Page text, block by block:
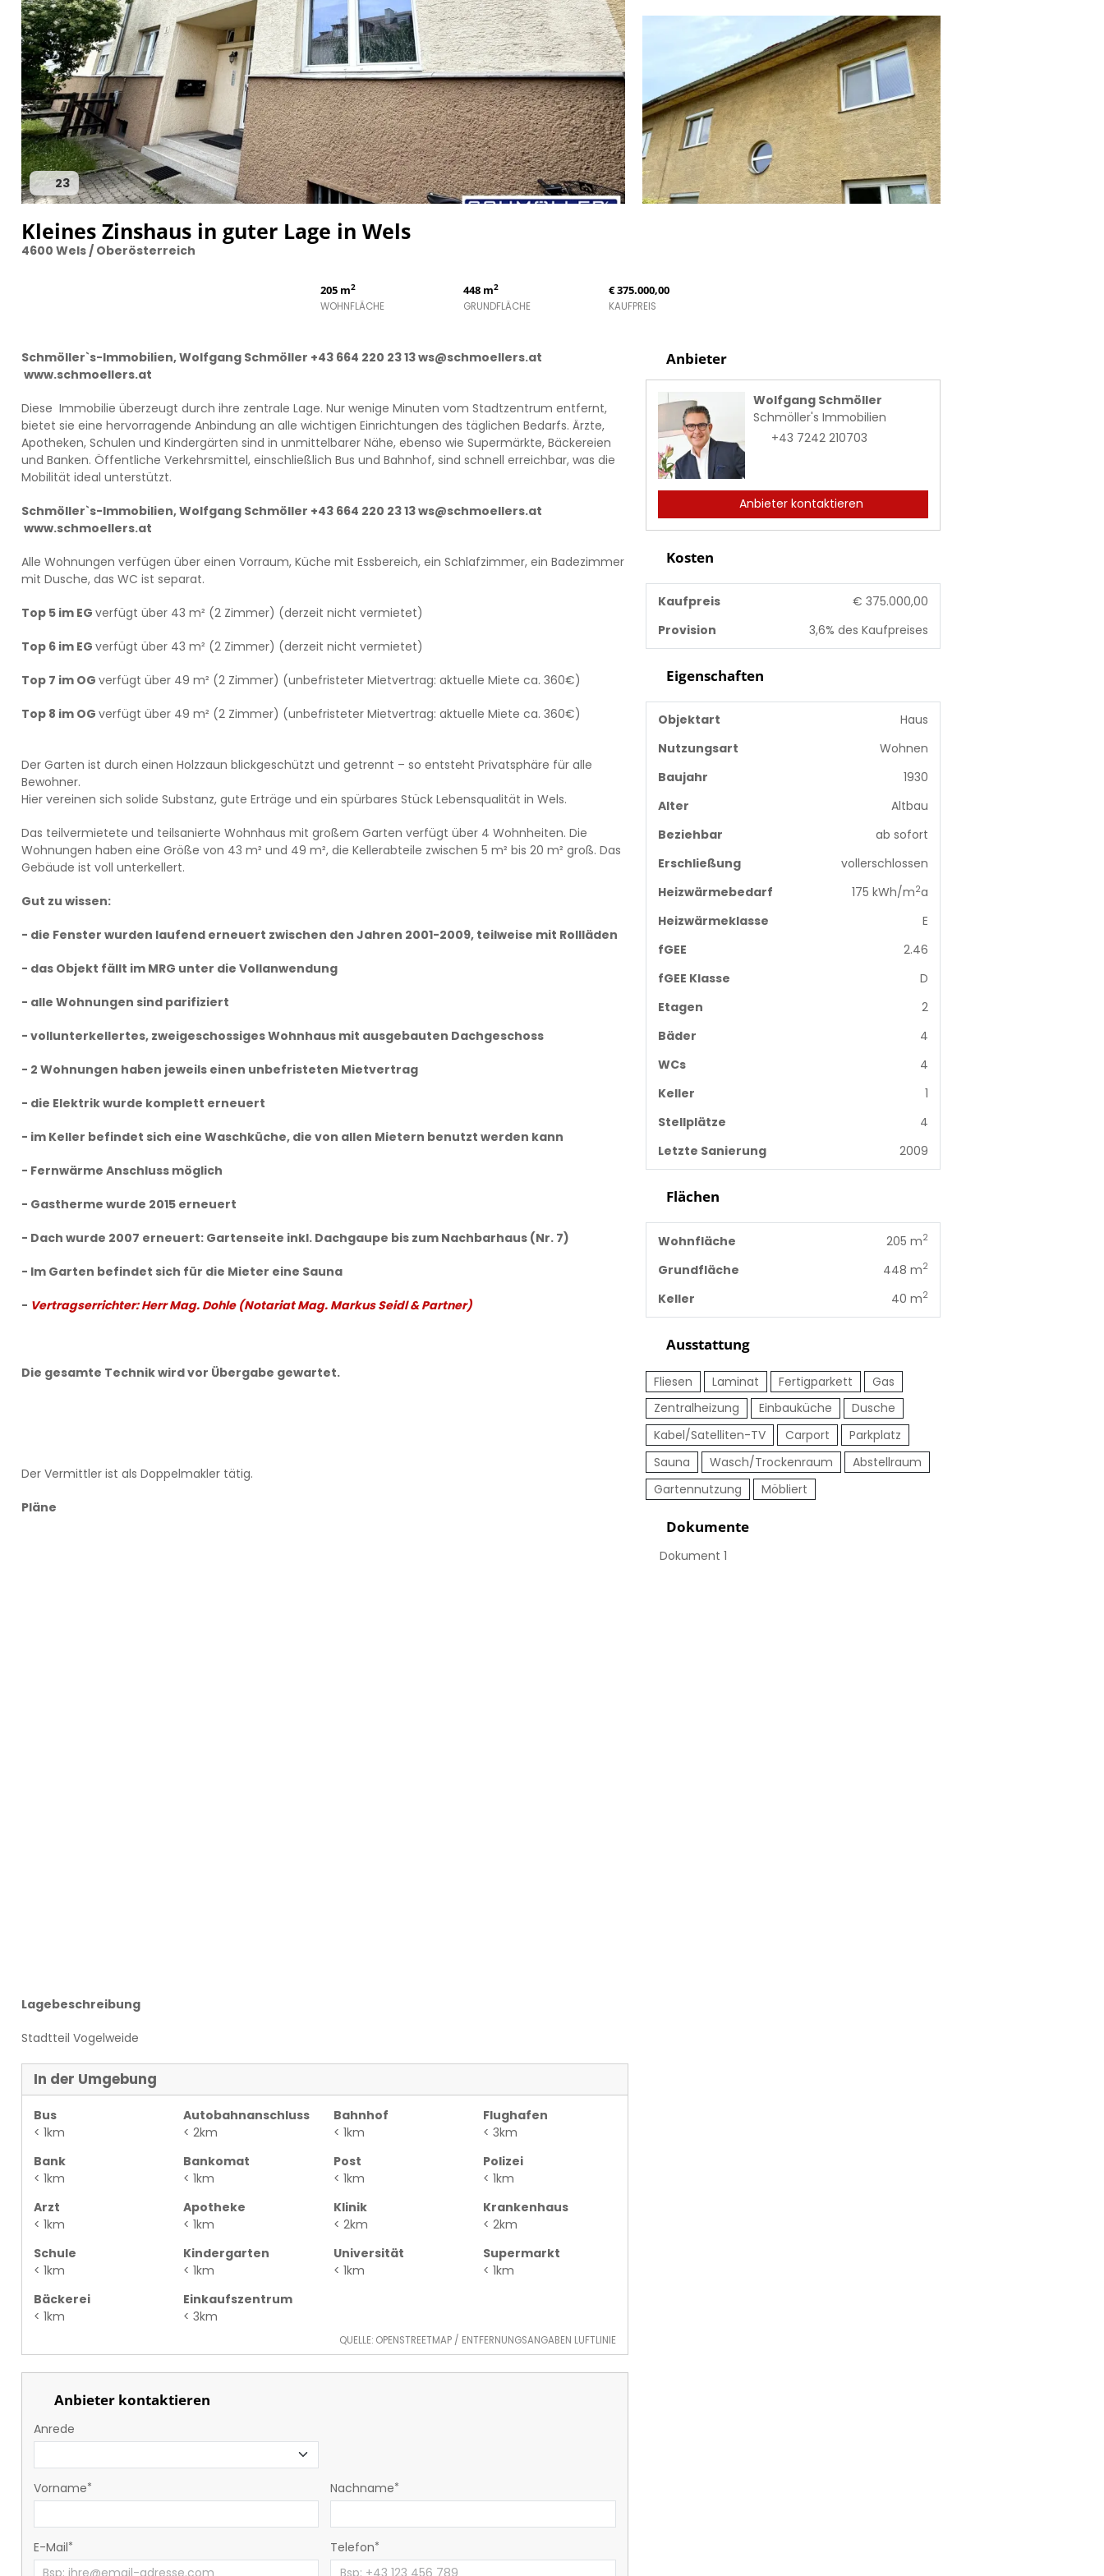
23
Kleines Zinshaus in guter Lage in Wels
4600 Wels / Oberösterreich
205 m2
WOHNFLÄCHE
448 m2
GRUNDFLÄCHE
€ 375.000,00
KAUFPREIS
Schmöller`s-Immobilien, Wolfgang Schmöller +43 664 220 23 13 ws@schmoellers.at
www.schmoellers.at
Diese Immobilie überzeugt durch ihre zentrale Lage. Nur wenige Minuten vom Stadtzentrum entfernt,
bietet sie eine hervorragende Anbindung an alle wichtigen Einrichtungen des täglichen Bedarfs. Ärzte,
Apotheken, Schulen und Kindergärten sind in unmittelbarer Nähe, ebenso wie Supermärkte, Bäckereien
und Banken. Öffentliche Verkehrsmittel, einschließlich Bus und Bahnhof, sind schnell erreichbar, was die
Mobilität ideal unterstützt.
Schmöller`s-Immobilien, Wolfgang Schmöller +43 664 220 23 13 ws@schmoellers.at
www.schmoellers.at
Alle Wohnungen verfügen über einen Vorraum, Küche mit Essbereich, ein Schlafzimmer, ein Badezimmer
mit Dusche, das WC ist separat.
Top 5 im EG verfügt über 43 m² (2 Zimmer) (derzeit nicht vermietet)
Top 6 im EG verfügt über 43 m² (2 Zimmer) (derzeit nicht vermietet)
Top 7 im OG verfügt über 49 m² (2 Zimmer) (unbefristeter Mietvertrag: aktuelle Miete ca. 360€)
Top 8 im OG verfügt über 49 m² (2 Zimmer) (unbefristeter Mietvertrag: aktuelle Miete ca. 360€)
Der Garten ist durch einen Holzzaun blickgeschützt und getrennt – so entsteht Privatsphäre für alle
Bewohner.
Hier vereinen sich solide Substanz, gute Erträge und ein spürbares Stück Lebensqualität in Wels.
Das teilvermietete und teilsanierte Wohnhaus mit großem Garten verfügt über 4 Wohnheiten. Die
Wohnungen haben eine Größe von 43 m² und 49 m², die Kellerabteile zwischen 5 m² bis 20 m² groß. Das
Gebäude ist voll unterkellert.
Gut zu wissen:
- die Fenster wurden laufend erneuert zwischen den Jahren 2001-2009, teilweise mit Rollläden
- das Objekt fällt im MRG unter die Vollanwendung
- alle Wohnungen sind parifiziert
- vollunterkellertes, zweigeschossiges Wohnhaus mit ausgebauten Dachgeschoss
- 2 Wohnungen haben jeweils einen unbefristeten Mietvertrag
- die Elektrik wurde komplett erneuert
- im Keller befindet sich eine Waschküche, die von allen Mietern benutzt werden kann
- Fernwärme Anschluss möglich
- Gastherme wurde 2015 erneuert
- Dach wurde 2007 erneuert: Gartenseite inkl. Dachgaupe bis zum Nachbarhaus (Nr. 7)
- Im Garten befindet sich für die Mieter eine Sauna
- Vertragserrichter: Herr Mag. Dohle (Notariat Mag. Markus Seidl & Partner)
Die gesamte Technik wird vor Übergabe gewartet.
Der Vermittler ist als Doppelmakler tätig.
Pläne
Lagebeschreibung
Stadtteil Vogelweide
In der Umgebung
Bus
< 1km
Autobahnanschluss
< 2km
Bahnhof
< 1km
Flughafen
< 3km
Bank
< 1km
Bankomat
< 1km
Post
< 1km
Polizei
< 1km
Arzt
< 1km
Apotheke
< 1km
Klinik
< 2km
Krankenhaus
< 2km
Schule
< 1km
Kindergarten
< 1km
Universität
< 1km
Supermarkt
< 1km
Bäckerei
< 1km
Einkaufszentrum
< 3km
QUELLE: OPENSTREETMAP / ENTFERNUNGSANGABEN LUFTLINIE
Anbieter kontaktieren
Anrede
Vorname Nachname
E-Mail Telefon
Anbieter
Wolfgang Schmöller
Schmöller's Immobilien
+43 7242 210703
Anbieter kontaktieren
Kosten
Kaufpreis
€ 375.000,00
Provision
3,6% des Kaufpreises
Eigenschaften
Objektart
Haus
Nutzungsart
Wohnen
Baujahr
1930
Alter
Altbau
Beziehbar
ab sofort
Erschließung
vollerschlossen
Heizwärmebedarf
175 kWh/m2a
Heizwärmeklasse
E
fGEE
2.46
fGEE Klasse
D
Etagen
2
Bäder
4
WCs
4
Keller
1
Stellplätze
4
Letzte Sanierung
2009
Flächen
Wohnfläche 205 m2
Grundfläche 448 m2
Keller 40 m2
Ausstattung
Fliesen Laminat Fertigparkett
Gas
Zentralheizung
Einbauküche
Dusche
Kabel/Satelliten-TV
Carport
Parkplatz
Sauna
Wasch/Trockenraum
Abstellraum
Gartennutzung
Möbliert
Dokumente
Dokument 1